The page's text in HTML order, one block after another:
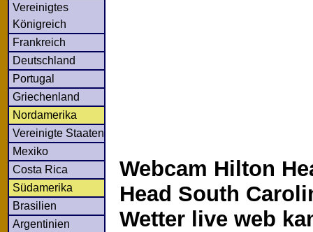
Vereinigtes
Königreich
Frankreich
Deutschland
Portugal
Griechenland
Nordamerika
Vereinigte Staaten
Mexiko
Costa Rica
Südamerika
Brasilien
Argentinien
Webcam Hilton
Head South
Wetter live web